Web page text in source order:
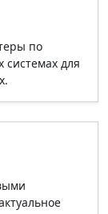
по
системах для